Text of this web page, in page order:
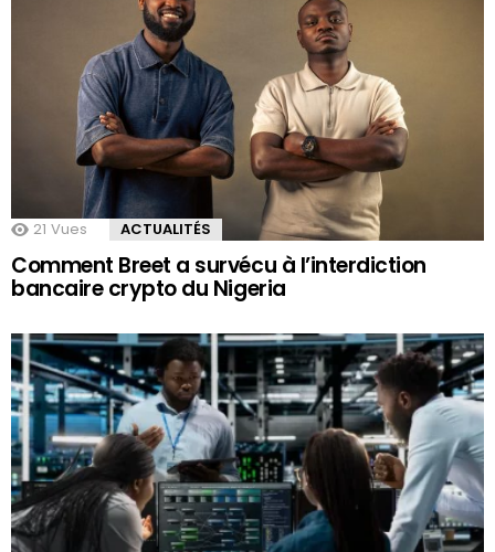
21 Vues ACTUALITÉS
Comment Breet a survécu à l’interdiction
bancaire crypto du Nigeria